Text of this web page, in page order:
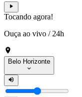
Tocando agora!
Ouça ao vivo / 24h
Belo Horizonte